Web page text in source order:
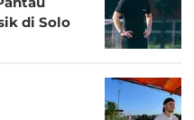
di Solo